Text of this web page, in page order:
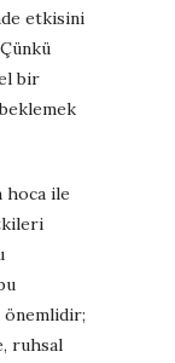
etkisini
bir
hoca ile
önemlidir;
ruhsal